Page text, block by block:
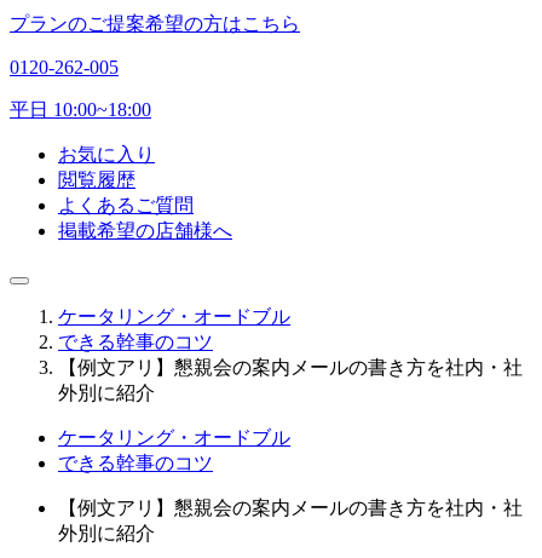
プランのご提案希望の方はこちら
0120-262-005
平日 10:00~18:00
お気に入り
閲覧履歴
よくあるご質問
掲載希望の店舗様へ
ケータリング・オードブル
できる幹事のコツ
【例文アリ】懇親会の案内メールの書き方を社内・社
外別に紹介
ケータリング・オードブル
できる幹事のコツ
【例文アリ】懇親会の案内メールの書き方を社内・社
外別に紹介